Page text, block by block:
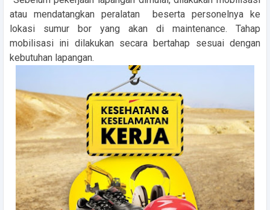
atau mendatangkan peralatan beserta personelnya ke
lokasi sumur bor yang akan di maintenance. Tahap
mobilisasi ini dilakukan secara bertahap sesuai dengan
kebutuhan lapangan.